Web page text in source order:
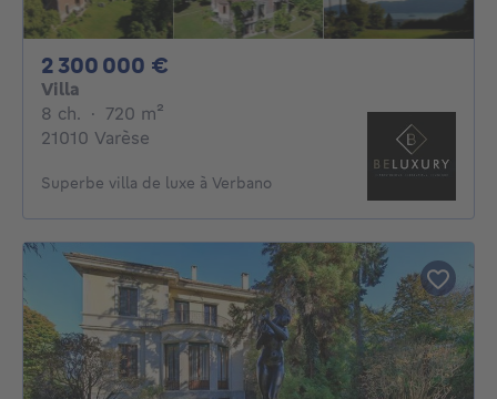
2 300 000 €
Villa
8 ch. 8 chambres
· 720 m²
21010 Varèse
Superbe villa de luxe à Verbano